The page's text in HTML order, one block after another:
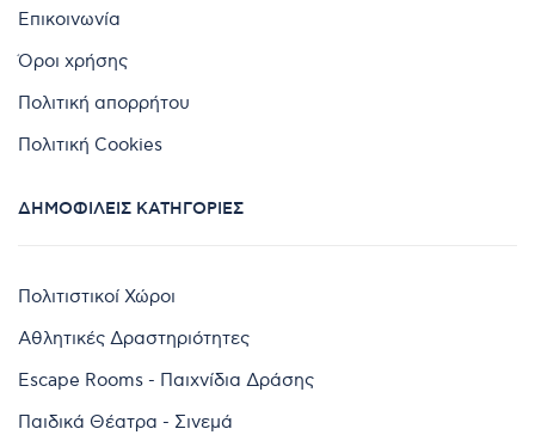
Επικοινωνία
Όροι χρήσης
Πολιτική απορρήτου
Πολιτική Cookies
ΔΗΜΟΦΙΛΕΊΣ ΚΑΤΗΓΟΡΊΕΣ
Πολιτιστικοί Χώροι
Αθλητικές Δραστηριότητες
Escape Rooms - Παιχνίδια Δράσης
Παιδικά Θέατρα - Σινεμά